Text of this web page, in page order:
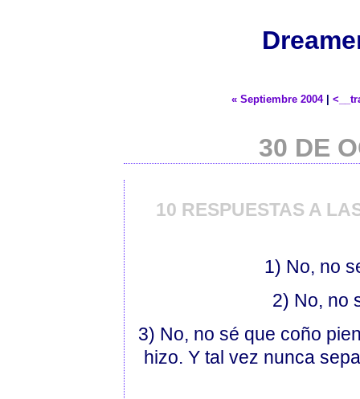
« Septiembre 2004|
30 DE
10 RESPUESTAS A
1) No, no
2) No, no
3) No, no sé que coño
hizo. Y tal vez nunca